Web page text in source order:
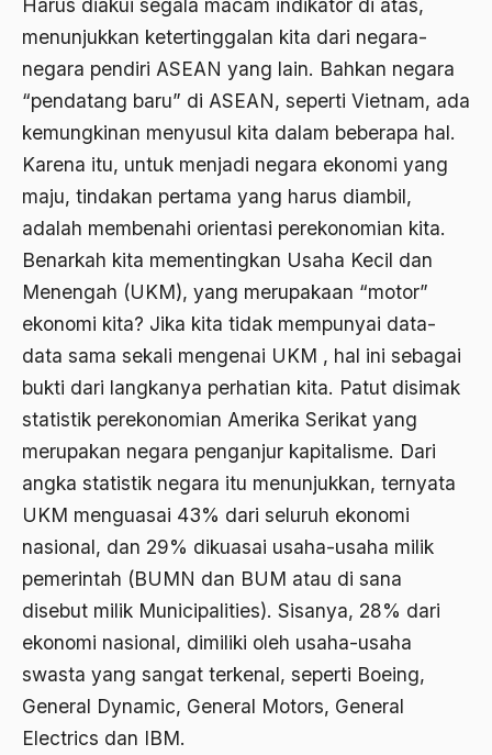
menunjukkan ketertinggalan kita dari negara-
negara pendiri ASEAN yang lain. Bahkan negara
“pendatang baru” di ASEAN, seperti Vietnam, ada
kemungkinan menyusul kita dalam beberapa hal.
Karena itu, untuk menjadi negara ekonomi yang
maju, tindakan pertama yang harus diambil,
adalah membenahi orientasi perekonomian kita.
Benarkah kita mementingkan Usaha Kecil dan
Menengah (UKM), yang merupakaan “motor”
ekonomi kita? Jika kita tidak mempunyai data-
data sama sekali mengenai UKM , hal ini sebagai
bukti dari langkanya perhatian kita. Patut disimak
statistik perekonomian Amerika Serikat yang
merupakan negara penganjur kapitalisme. Dari
angka statistik negara itu menunjukkan, ternyata
UKM menguasai 43% dari seluruh ekonomi
nasional, dan 29% dikuasai usaha-usaha milik
pemerintah (BUMN dan BUM atau di sana
disebut milik Municipalities). Sisanya, 28% dari
ekonomi nasional, dimiliki oleh usaha-usaha
swasta yang sangat terkenal, seperti Boeing,
General Dynamic, General Motors, General
Electrics dan IBM.
Ahmad Khomeini
Ahmad Syafi’i Ma’arif
ahmad wahib
Ahmad Wahid
Ahmadiyah
AIDS
Airport
Airport Noto Hadi Negoro
Ajaran AGama
Ajaran Agama Islam
Ajaran Islam
ajaran kemasyarakatan
Ajengan SIngaparna
Akademi Jakarta
Akbar tanjung